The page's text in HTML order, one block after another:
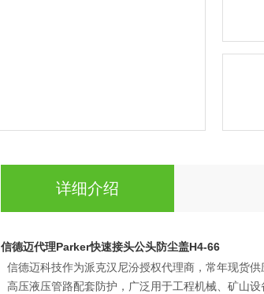
详细介绍
信德迈代理Parker快速接头公头防尘盖H4-66
信德迈科技作为派克汉尼汾授权代理商，常年现货
高压液压管路配套防护，广泛用于工程机械、矿山